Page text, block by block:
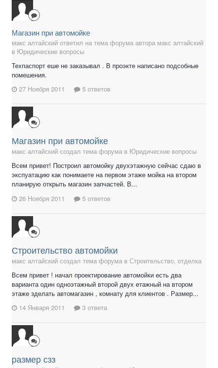
Магазин при автомойке
макс алтайский ответил на тема форума автора макс алтайский
в Юридические вопросы
Техпаспорт еше не заказывал . В проэкте написано подсобные
помешения.
27 Ноября 2011
5 ответов
Магазин при автомойке
макс алтайский создал тема форума в Юридические вопросы
Всем привет! Построил автомойку двухэтажную сейчас сдаю в
экспуатацию как понимаете на первом этаже мойка на втором
планирую открыть магазин запчастей. В...
26 Ноября 2011
5 ответов
Строительство автомойки
макс алтайский создал тема форума в Строительство, отделка
Всем привет ! начал проектирование автомойки есть два
варианта один одноэтажный второй двух етажный на втором
этаже зделать автомагазин , комнату для клиентов . Размер...
14 Января 2011
3 ответа
размер сзз